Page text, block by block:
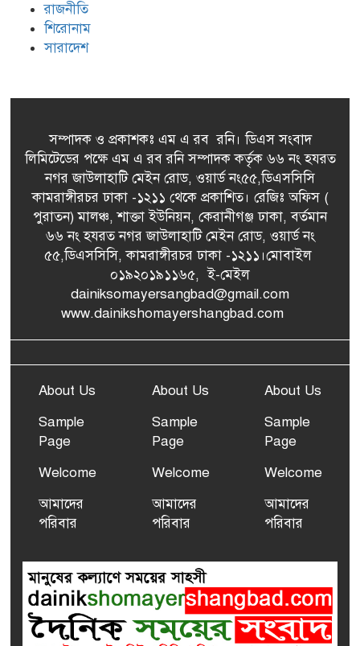
রাজনীতি
শিরোনাম
সারাদেশ
সম্পাদক ও প্রকাশকঃ এম এ রব রনি। ডিএস সংবাদ
লিমিটেডের পক্ষে এম এ রব রনি সম্পাদক কর্তৃক ৬৬ নং হযরত
নগর জাউলাহাটি মেইন রোড, ওয়ার্ড নং৫৫,ডিএসসিসি
কামরাঙ্গীরচর ঢাকা -১২১১ থেকে প্রকাশিত। রেজিঃ অফিস (
পুরাতন) মালঞ্চ, শাক্তা ইউনিয়ন, কেরানীগঞ্জ ঢাকা, বর্তমান
৬৬ নং হযরত নগর জাউলাহাটি মেইন রোড, ওয়ার্ড নং
৫৫,ডিএসসিসি, কামরাঙ্গীরচর ঢাকা -১২১১।মোবাইল
০১৯২০১৯১১৬৫, ই-মেইল
dainiksomayersangbad@gmail.com
www.dainikshomayershangbad.com
About Us
Sample
Page
Welcome
আমাদের
পরিবার
About Us
Sample
Page
Welcome
আমাদের
পরিবার
About Us
Sample
Page
Welcome
আমাদের
পরিবার